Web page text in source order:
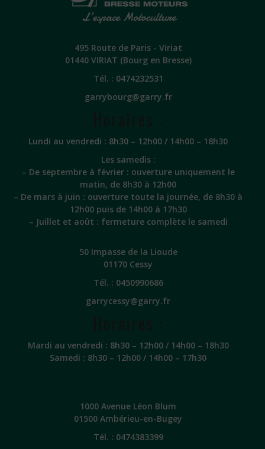
495 Route de Paris - Viriat
01440 VIRIAT (Bourg en Bresse)
Tél. : 0474232531
garrybourg@garry.fr
Lundi au vendredi : 8h30 – 12h00 / 14h00 – 18h30
Les samedis :
– De septembre à février : ouverture uniquement le
matin, de 8h30 à 12h00
– De mars à juin : ouverture toute la journée, de 8h30 à
12h00 puis de 14h00 à 17h30
– Juillet et août : fermeture complète le samedi
50 Impasse de la Lioude
01170 Cessy
Tél. : 0450990686
garrycessy@garry.fr
Mardi au vendredi : 8h30 – 12h00 / 14h00 – 18h30
Samedi : 8h30 – 12h00 / 14h00 – 17h30
1000 Avenue Léon Blum
01500 Ambérieu-en-Bugey
Tél. : 0474383399